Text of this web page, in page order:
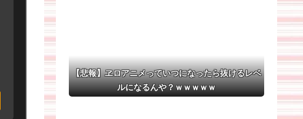
【悲報】ヱロアニメっていつになったら抜けるレベ
ルになるんや？ｗｗｗｗｗ